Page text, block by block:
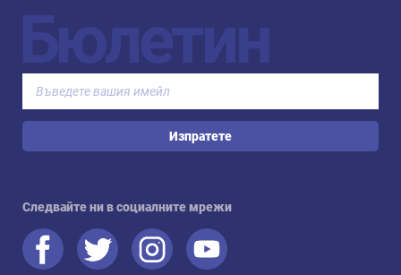
Бюлетин
Изпратете
Следвайте ни в социалните мрежи